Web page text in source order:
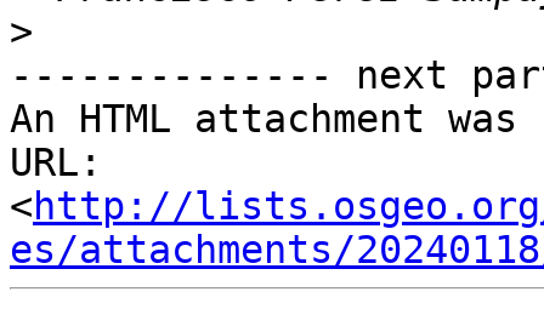
>
-------------- next
An HTML attachment
URL:
<http://
es/attachments/